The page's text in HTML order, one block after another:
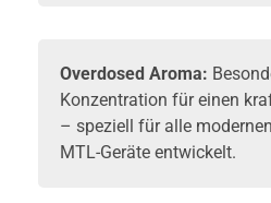
Overdosed Aroma:
Konzentration für einen
– speziell für alle
MTL-Geräte entwickelt.